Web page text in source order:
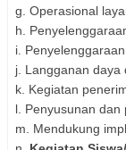
g. Operasional
h.
i.
j. Langganan daya
k. Kegiatan
l. Penyusunan dan
m. Mendukung